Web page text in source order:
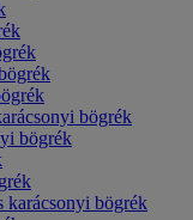
bögrék
bögrék
karácsonyi bögrék